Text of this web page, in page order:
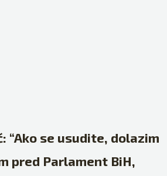
“Ako se usudite, dolazim
pred Parlament BiH,